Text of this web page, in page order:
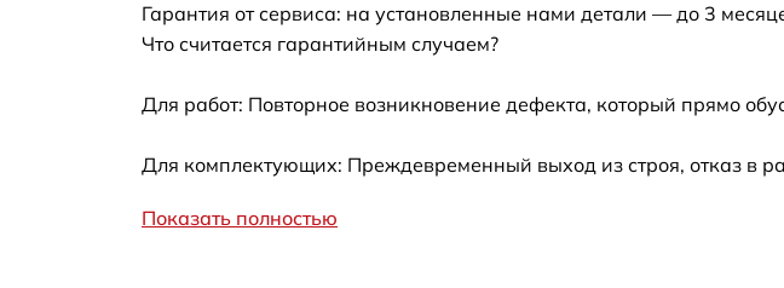
Замена станции airport
Замена батареи
Замена аудио выхода
Гарантия от сервиса: на установленные нами детали — до 3
Что считается гарантийным случаем?
Для работ: Повторное возникновение дефекта, который прямо
Для комплектующих: Преждевременный выход из строя, отказ в
Показать полностью